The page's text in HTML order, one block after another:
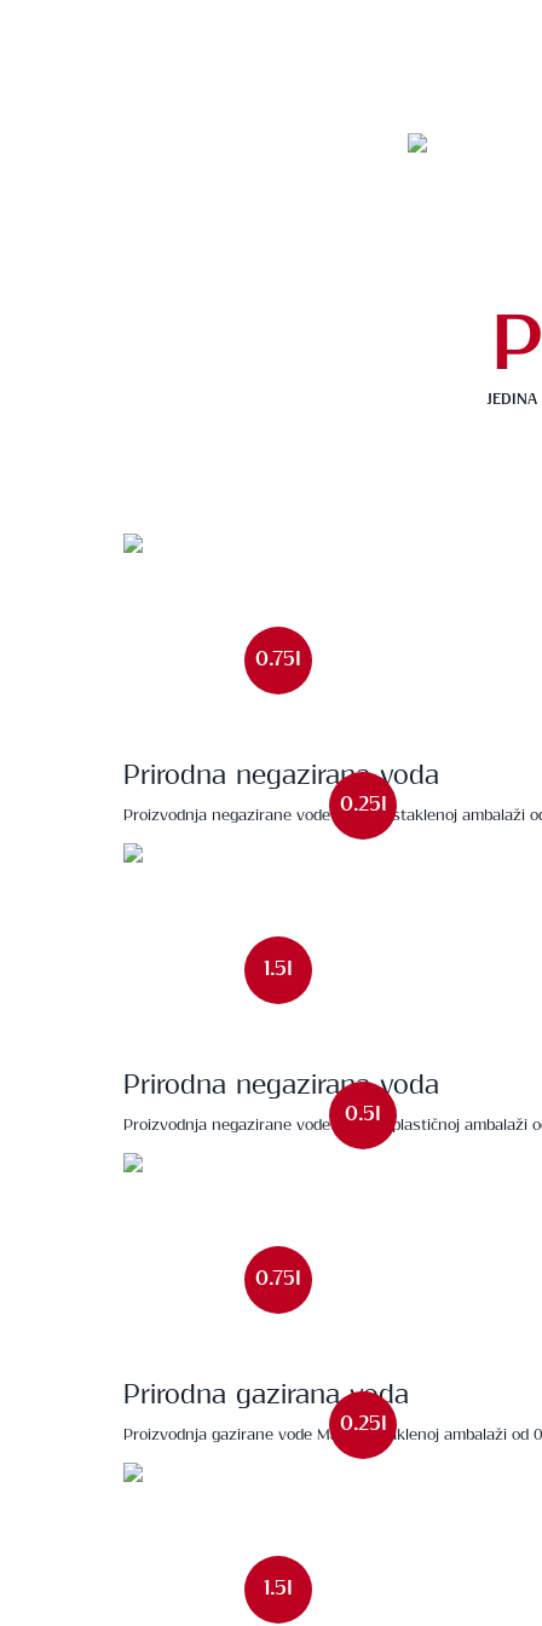
0.75l
0.25l
Prirodna negazirana voda
Proizvodnja negazirane vode MaYa u staklenoj ambalaži
1.5l
0.5l
Prirodna negazirana voda
Proizvodnja negazirane vode MaYa u plastičnoj ambalaži
0.75l
0.25l
Prirodna gazirana voda
Proizvodnja gazirane vode MaYa u staklenoj ambalaži od
1.5l